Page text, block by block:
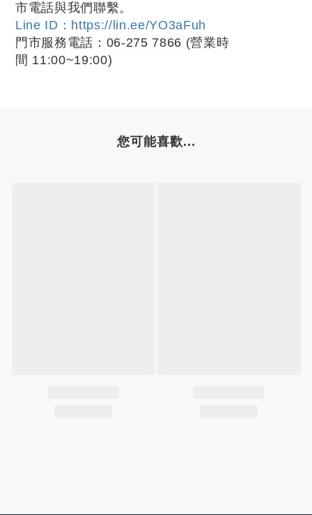
市電話與我們聯繫。
Line ID：https://lin.ee/YO3aFuh
門市服務電話：06-275 7866 (營業時
間 11:00~19:00)
您可能喜歡...